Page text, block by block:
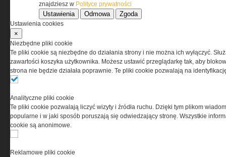
Przeczytaj regulamin
PRYWATNOŚĆ
informacji na Twoim komputerze. Pliki cookies stosujemy
w celu świadczenia usług na najwyższym poziomie,
w tym w sposób dostosowany do indywidualnych potrzeb.
Korzystanie z witryny bez zmiany ustawień dotyczących
dokonać zmiany ustawień przeglądarki dotyczących
znajdziesz w Polityce prywatności
Ustawienia Odmowa Zgoda
Ustawienia cookies
×
Niezbędne pliki cookie
Te pliki cookie są niezbędne do działania strony i nie można ich wyłączyć.
zawartości koszyka użytkownika. Możesz ustawić przeglądarkę tak, aby
strona nie będzie działała poprawnie. Te pliki cookie pozwalają na
Analityczne pliki cookie
Te pliki cookie pozwalają liczyć wizyty i źródła ruchu. Dzięki tym plikom
popularne i w jaki sposób poruszają się odwiedzający stronę. Wszystkie
cookie są anonimowe.
Reklamowe pliki cookie